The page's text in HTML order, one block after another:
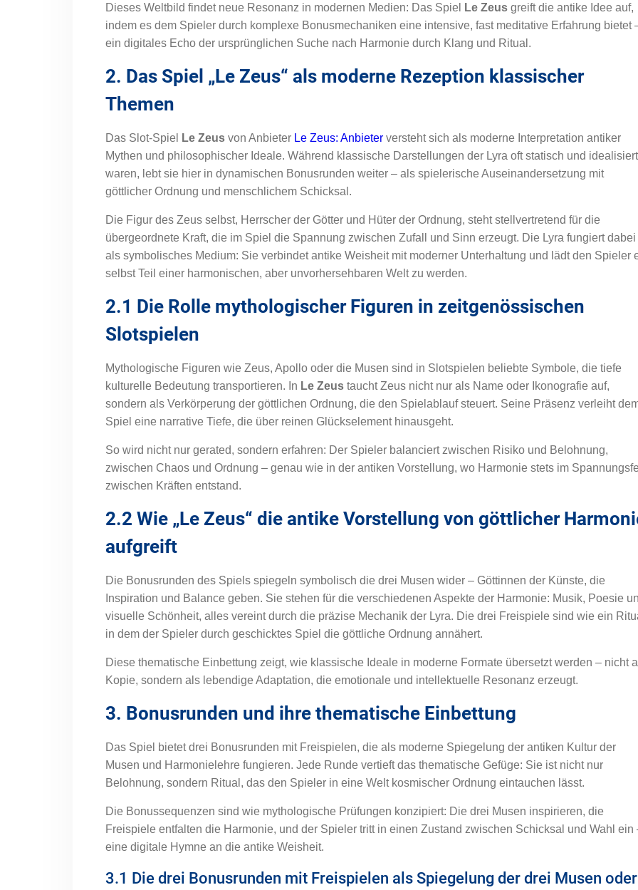
Dieses Weltbild findet neue Resonanz in modernen Medien: Das Spiel Le Zeus greift die antike Idee auf,
indem es dem Spieler durch komplexe Bonusmechaniken eine intensive, fast meditative Erfahrung bietet
ein digitales Echo der ursprünglichen Suche nach Harmonie durch Klang und Ritual.
2. Das Spiel „Le Zeus“ als moderne Rezeption klassischer
Themen
Das Slot-Spiel Le Zeus von Anbieter Le Zeus: Anbieter versteht sich als moderne Interpretation antiker
Mythen und philosophischer Ideale. Während klassische Darstellungen der Lyra oft statisch und idealisiert
waren, lebt sie hier in dynamischen Bonusrunden weiter – als spielerische Auseinandersetzung mit
göttlicher Ordnung und menschlichem Schicksal.
Die Figur des Zeus selbst, Herrscher der Götter und Hüter der Ordnung, steht stellvertretend für die
übergeordnete Kraft, die im Spiel die Spannung zwischen Zufall und Sinn erzeugt. Die Lyra fungiert dabei
als symbolisches Medium: Sie verbindet antike Weisheit mit moderner Unterhaltung und lädt den Spieler
selbst Teil einer harmonischen, aber unvorhersehbaren Welt zu werden.
2.1 Die Rolle mythologischer Figuren in zeitgenössischen
Slotspielen
Mythologische Figuren wie Zeus, Apollo oder die Musen sind in Slotspielen beliebte Symbole, die tiefe
kulturelle Bedeutung transportieren. In Le Zeus taucht Zeus nicht nur als Name oder Ikonografie auf,
sondern als Verkörperung der göttlichen Ordnung, die den Spielablauf steuert. Seine Präsenz verleiht
Spiel eine narrative Tiefe, die über reinen Glückselement hinausgeht.
So wird nicht nur gerated, sondern erfahren: Der Spieler balanciert zwischen Risiko und Belohnung,
zwischen Chaos und Ordnung – genau wie in der antiken Vorstellung, wo Harmonie stets im
zwischen Kräften entstand.
2.2 Wie „Le Zeus“ die antike Vorstellung von göttlicher
aufgreift
Die Bonusrunden des Spiels spiegeln symbolisch die drei Musen wider – Göttinnen der Künste, die
Inspiration und Balance geben. Sie stehen für die verschiedenen Aspekte der Harmonie: Musik, Poesie
visuelle Schönheit, alles vereint durch die präzise Mechanik der Lyra. Die drei Freispiele sind wie ein
in dem der Spieler durch geschicktes Spiel die göttliche Ordnung annähert.
Diese thematische Einbettung zeigt, wie klassische Ideale in moderne Formate übersetzt werden – nicht
Kopie, sondern als lebendige Adaptation, die emotionale und intellektuelle Resonanz erzeugt.
3. Bonusrunden und ihre thematische Einbettung
Das Spiel bietet drei Bonusrunden mit Freispielen, die als moderne Spiegelung der antiken Kultur der
Musen und Harmonielehre fungieren. Jede Runde vertieft das thematische Gefüge: Sie ist nicht nur
Belohnung, sondern Ritual, das den Spieler in eine Welt kosmischer Ordnung eintauchen lässt.
Die Bonussequenzen sind wie mythologische Prüfungen konzipiert: Die drei Musen inspirieren, die
Freispiele entfalten die Harmonie, und der Spieler tritt in einen Zustand zwischen Schicksal und Wahl ein
eine digitale Hymne an die antike Weisheit.
3.1 Die drei Bonusrunden mit Freispielen als Spiegelung der drei Musen oder